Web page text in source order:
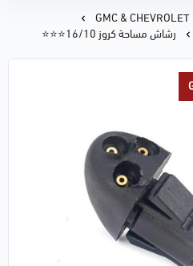
GMC &
رشاش مساحة كروز 16/10⭐⭐⭐